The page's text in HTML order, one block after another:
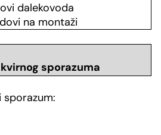
dalekovoda
na montaži
sporazuma
sporazum: